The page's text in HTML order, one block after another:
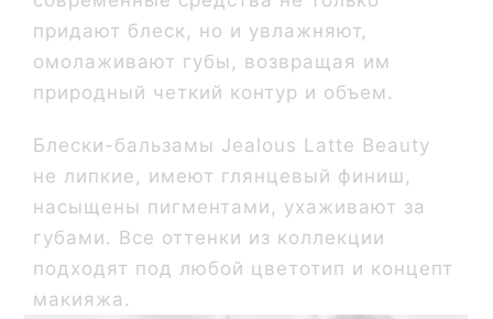
придают блеск, но и увлажняют,
омолаживают губы, возвращая им
природный четкий контур и объем.
Блески-бальзамы Jealous Latte Beauty
не липкие, имеют глянцевый финиш,
насыщены пигментами, ухаживают за
губами. Все оттенки из коллекции
подходят под любой цветотип и концепт
макияжа.